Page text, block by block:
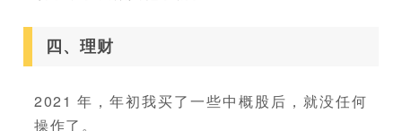
四、理财
2021 年，年初我买了一些中概股后，就没任何
操作了。